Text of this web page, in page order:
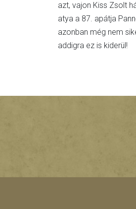
azt, vajon Kiss Zsolt
atya a 87. apátja
azonban még nem
addigra ez is kiderül!